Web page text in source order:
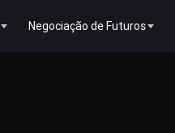
Negociação de Futuros